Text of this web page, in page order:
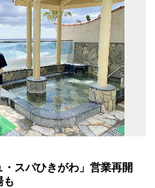
・スパひきがわ」営業再開
も